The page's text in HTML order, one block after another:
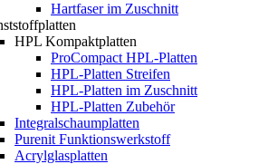
Hartfaser im Zuschnitt
HPL Kompaktplatten
ProCompact HPL-Platten
HPL-Platten Streifen
HPL-Platten im Zuschnitt
HPL-Platten Zubehör
Integralschaumplatten
Purenit Funktionswerkstoff
Acrylglasplatten